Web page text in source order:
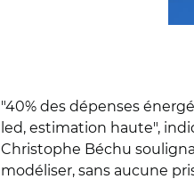
"40% des dépenses
led, estimation haute",
Christophe Béchu
modéliser, sans aucune